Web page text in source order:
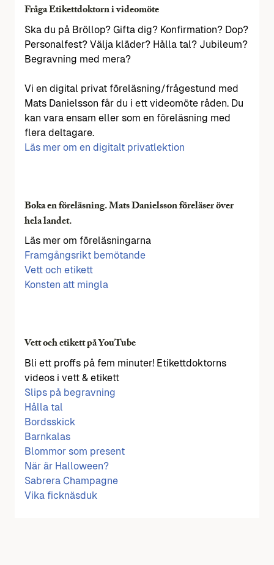
Fråga Etikettdoktorn i videomöte
Ska du på Bröllop? Gifta dig? Konfirmation? Dop?
Personalfest? Välja kläder? Hålla tal? Jubileum?
Begravning med mera?
Vi en digital privat föreläsning/frågestund med
Mats Danielsson får du i ett videomöte råden. Du
kan vara ensam eller som en föreläsning med
flera deltagare.
Läs mer om en digitalt privatlektion
Boka en föreläsning. Mats Danielsson föreläser över
hela landet.
Läs mer om föreläsningarna
Framgångsrikt bemötande
Vett och etikett
Konsten att mingla
Vett och etikett på YouTube
Bli ett proffs på fem minuter! Etikettdoktorns
videos i vett & etikett
Slips på begravning
Hålla tal
Bordsskick
Barnkalas
Blommor som present
När är Halloween?
Sabrera Champagne
Vika ficknäsduk